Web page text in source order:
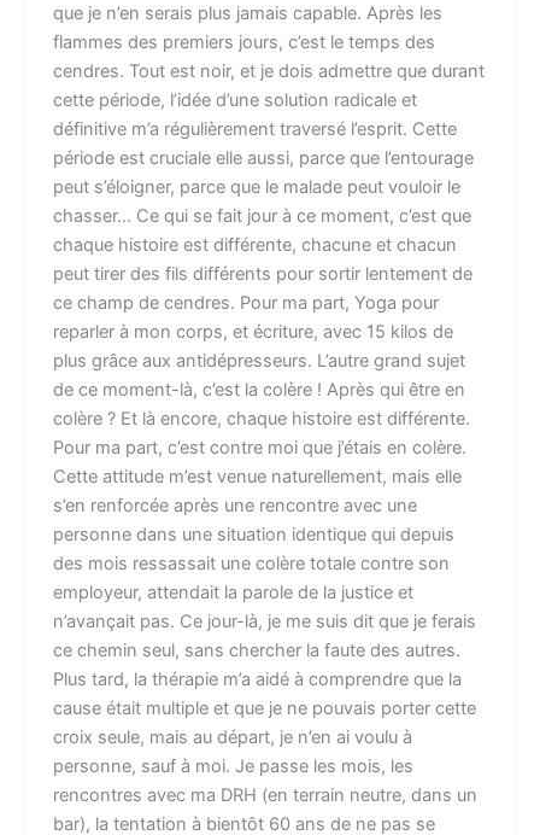
que je n’en serais plus jamais capable. Après les
flammes des premiers jours, c’est le temps des
cendres. Tout est noir, et je dois admettre que durant
cette période, l’idée d’une solution radicale et
définitive m’a régulièrement traversé l’esprit. Cette
période est cruciale elle aussi, parce que l’entourage
peut s’éloigner, parce que le malade peut vouloir le
chasser… Ce qui se fait jour à ce moment, c’est que
chaque histoire est différente, chacune et chacun
peut tirer des fils différents pour sortir lentement de
ce champ de cendres. Pour ma part, Yoga pour
reparler à mon corps, et écriture, avec 15 kilos de
plus grâce aux antidépresseurs. L’autre grand sujet
de ce moment-là, c’est la colère ! Après qui être en
colère ? Et là encore, chaque histoire est différente.
Pour ma part, c’est contre moi que j’étais en colère.
Cette attitude m’est venue naturellement, mais elle
s’en renforcée après une rencontre avec une
personne dans une situation identique qui depuis
des mois ressassait une colère totale contre son
employeur, attendait la parole de la justice et
n’avançait pas. Ce jour-là, je me suis dit que je ferais
ce chemin seul, sans chercher la faute des autres.
Plus tard, la thérapie m’a aidé à comprendre que la
cause était multiple et que je ne pouvais porter cette
croix seule, mais au départ, je n’en ai voulu à
personne, sauf à moi. Je passe les mois, les
rencontres avec ma DRH (en terrain neutre, dans un
bar), la tentation à bientôt 60 ans de ne pas se